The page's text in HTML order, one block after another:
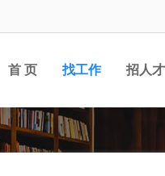
首 页 找工作 招人才